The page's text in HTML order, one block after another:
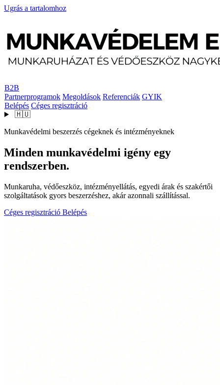
Ugrás a tartalomhoz
B2B
Partnerprogramok Megoldások Referenciák GYIK
Belépés Céges regisztráció
🇭🇺
Munkavédelmi beszerzés cégeknek és intézményeknek
Minden munkavédelmi igény egy
rendszerben.
Munkaruha, védőeszköz, intézményellátás, egyedi árak és szakértői
szolgáltatások gyors beszerzéshez, akár azonnali szállítással.
Céges regisztráció Belépés